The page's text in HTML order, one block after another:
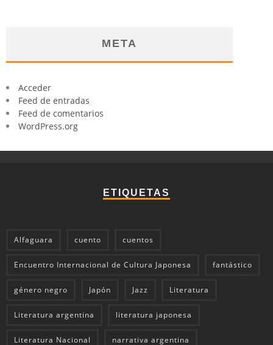
META
Acceder
Feed de entradas
Feed de comentarios
WordPress.org
ETIQUETAS
Alfaguara cuento cuentos
Encuentro Internacional de Cultura Japonesa fantástico
género negro Japón Jazz Literatura
Literatura argentina literatura japonesa
Literatura Nacional narrativa argentina